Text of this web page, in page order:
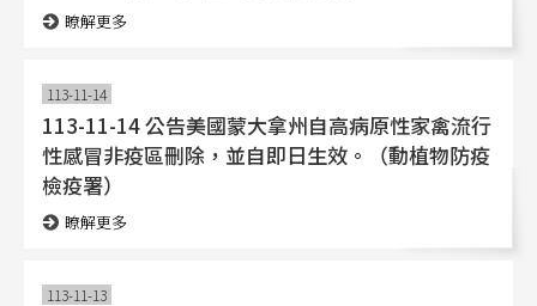
瞭解更多
113-11-14
113-11-14 公告美國蒙大拿州自高病原性家禽流行
性感冒非疫區刪除，並自即日生效。（動植物防疫
檢疫署）
瞭解更多
113-11-13